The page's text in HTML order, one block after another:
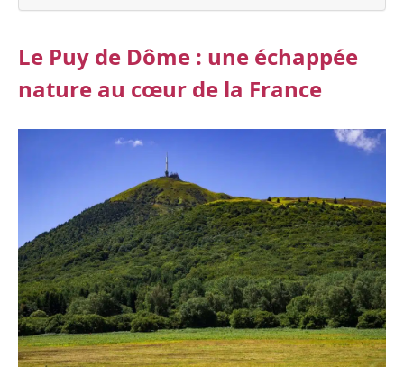
Le Puy de Dôme : une échappée
nature au cœur de la France